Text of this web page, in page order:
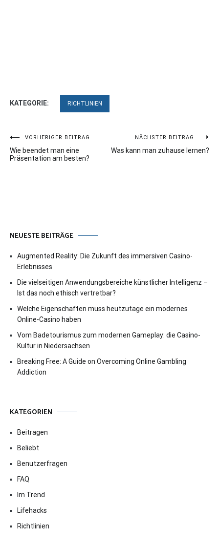
KATEGORIE: RICHTLINIEN
Beitragsnavigation
VORHERIGER BEITRAG
Wie beendet man eine
Präsentation am besten?
NÄCHSTER BEITRAG
Was kann man zuhause lernen?
NEUESTE BEITRÄGE
Augmented Reality: Die Zukunft des immersiven Casino-
Erlebnisses
Die vielseitigen Anwendungsbereiche künstlicher Intelligenz –
Ist das noch ethisch vertretbar?
Welche Eigenschaften muss heutzutage ein modernes
Online-Casino haben
Vom Badetourismus zum modernen Gameplay: die Casino-
Kultur in Niedersachsen
Breaking Free: A Guide on Overcoming Online Gambling
Addiction
KATEGORIEN
Beitragen
Beliebt
Benutzerfragen
FAQ
Im Trend
Lifehacks
Richtlinien